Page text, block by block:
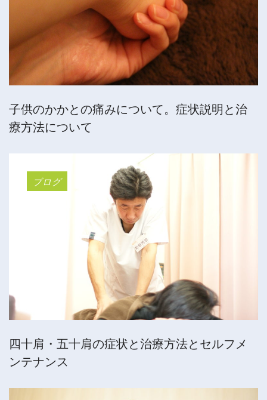
子供のかかとの痛みについて。症状説明と治
療方法について
ブログ
四十肩・五十肩の症状と治療方法とセルフメ
ンテナンス